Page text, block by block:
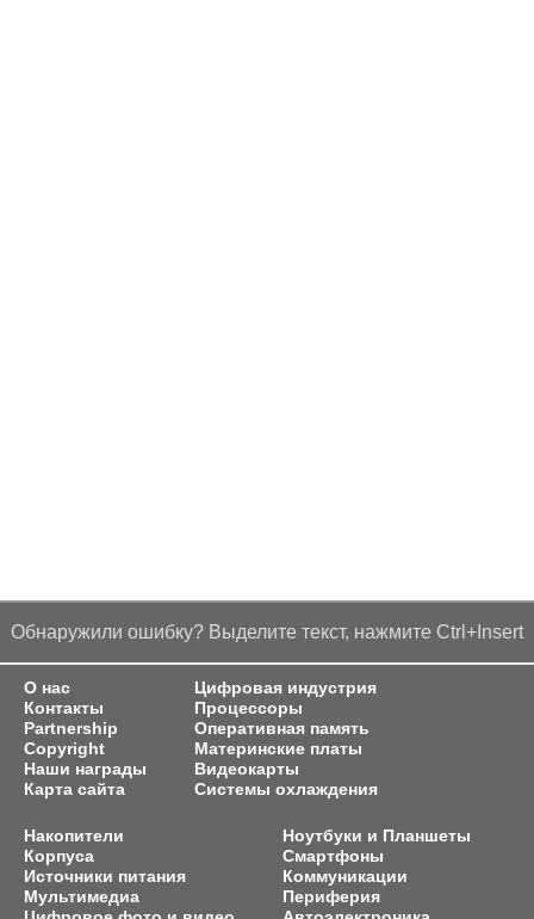
Обнаружили ошибку? Выделите текст, нажмите Ctrl+Insert
О нас
Контакты
Partnership
Copyright
Наши награды
Карта сайта
Цифровая индустрия
Процессоры
Оперативная память
Материнские платы
Видеокарты
Системы охлаждения
Накопители
Корпуса
Источники питания
Мультимедиа
Ноутбуки и Планшеты
Смартфоны
Коммуникации
Периферия